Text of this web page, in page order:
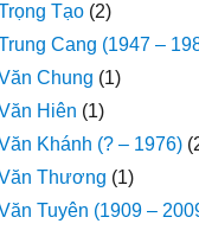
Tạo (2)
Cang (1947 –
Chung (1)
Hiên (1)
Khánh (? – 1976)
Thương (1)
Tuyên (1909 –